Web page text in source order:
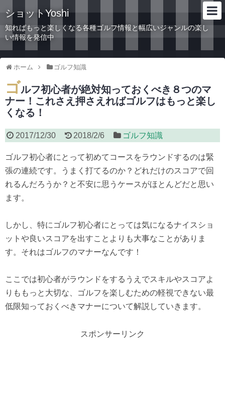
ショットYoshi
知ればもっと楽しくなる各種ゴルフ情報と幅広いジャンルの楽し
い情報を発信中
ホーム ゴルフ知識
ゴルフ初心者が絶対知っておくべき８つのマ
ナー！これさえ押さえればゴルフはもっと楽し
くなる！
2017/12/30 2018/2/6 ゴルフ知識
ゴルフ初心者にとって初めてコースをラウンドするのは緊
張の連続です。うまく打てるのか？どれだけのスコアで回
れるんだろうか？と不安に思うケースがほとんどだと思い
ます。
しかし、特にゴルフ初心者にとっては気になるナイスショ
ットや良いスコアを出すことよりも大事なことがありま
す。それはゴルフのマナーなんです！
ここでは初心者がラウンドをするうえでスキルやスコアよ
りももっと大切な、ゴルフを楽しむための軽視できない最
低限知っておくべきマナーについて解説していきます。
スポンサーリンク